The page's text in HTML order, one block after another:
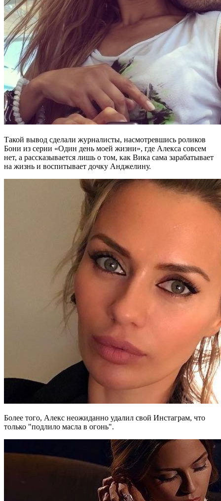
Такой вывод сделали журналисты, насмотревшись роликов
Бони из серии «Один день моей жизни», где Алекса совсем
нет, а рассказывается лишь о том, как Вика сама зарабатывает
на жизнь и воспитывает дочку Анджелину.
Более того, Алекс неожиданно удалил свой Инстаграм, что
только "подлило масла в огонь".